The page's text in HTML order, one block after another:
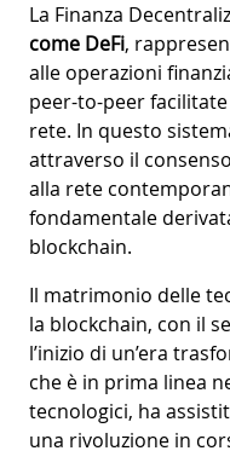
La Finanza
come DeFi,
alle operazioni
peer-to-peer
rete. In questo
attraverso il
alla rete
fondamentale
blockchain.
Il matrimonio delle
la blockchain, con il
l’inizio di un’era
che è in prima linea
tecnologici, ha
una rivoluzione in